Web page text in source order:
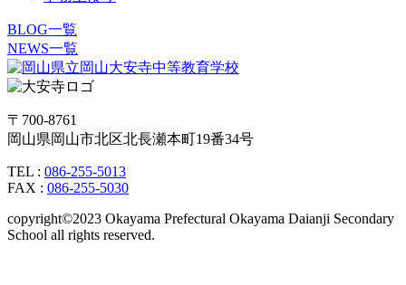
BLOG一覧
NEWS一覧
〒700-8761
岡山県岡山市北区北長瀬本町19番34号
TEL : 086-255-5013
FAX : 086-255-5030
copyright©2023 Okayama Prefectural Okayama Daianji Secondary
School all rights reserved.